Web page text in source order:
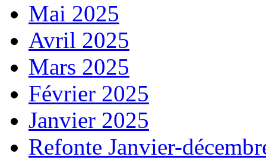
Mai 2025
Avril 2025
Mars 2025
Février 2025
Janvier 2025
Refonte Janvier-